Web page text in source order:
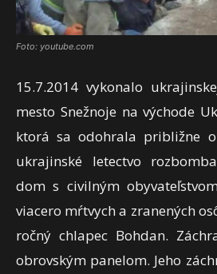
Foto: youtube.com
15.7.2014 vykonalo
mesto Snežnoje na východe
ktorá sa odohrala približne
ukrajinské letectvo
dom s civilným
viacero mŕtvych a zranených
ročný chlapec Bohdan.
obrovským panelom. Jeho